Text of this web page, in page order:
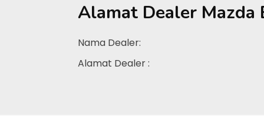
Alamat Dealer Mazda
Nama Dealer:
Alamat Dealer :